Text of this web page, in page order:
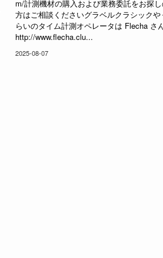
m/計測機材の購入および業務委託をお探
方はご相談くださいグラベルクラシックや
らいのタイム計測オペレータは Flecha さ
http://www.flecha.clu...
2025-08-07